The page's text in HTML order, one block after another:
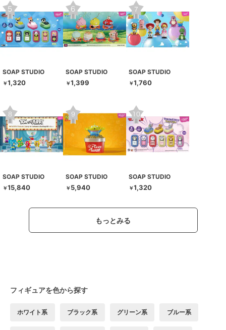
SOAP STUDIO
￥1,320
SOAP STUDIO
￥1,399
SOAP STUDIO
￥1,760
SOAP STUDIO
￥15,840
SOAP STUDIO
￥ 5,940
SOAP STUDIO
￥1,320
もっとみる
フィギュアを色から探す
ホワイト系 ブラック系 グリーン系 ブルー系